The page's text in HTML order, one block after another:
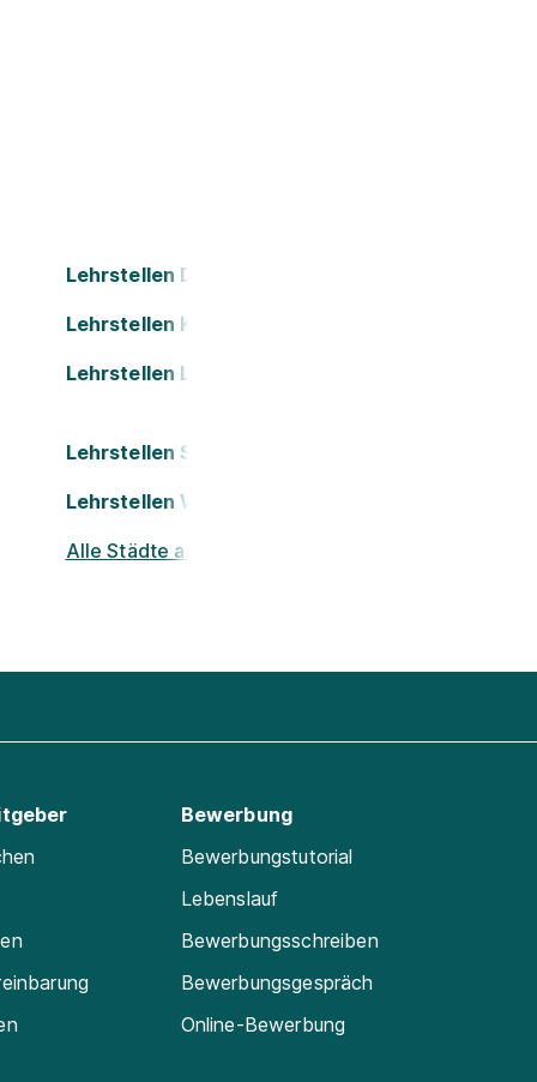
Lehrstellen Dornbirn
Lehrstellen Klagenfurt
Lehrstellen Leonding
Lehrstellen St. Pölten
Lehrstellen Wels
Alle Städte ansehen
Bewerbung
Bewerbungstutorial
Lebenslauf
Bewerbungsschreiben
Bewerbungsgespräch
Online-Bewerbung